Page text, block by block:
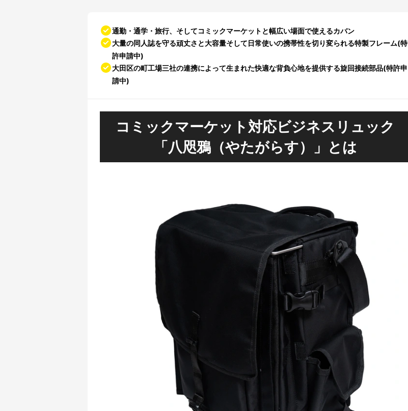
通勤・通学・旅行、そしてコミックマーケットと幅広い場面で使えるカバン
大量の同人誌を守る頑丈さと大容量そして日常使いの携帯性を切り変られる特製フレーム(特
許申請中)
大田区の町工場三社の連携によって生まれた快適な背負心地を提供する旋回接続部品(特許申
請中)
コミックマーケット対応ビジネスリュック
「八咫鴉（やたがらす）」とは